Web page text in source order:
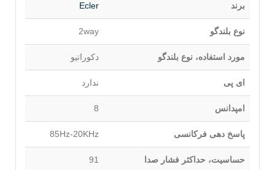
برند Ecler
نوع بلندگو 2way
مورد استفاده، نوع بلندگو دکوراتیو
ای پی ندارد
امپدانس 8
پاسخ دهی فرکانسی 85Hz-20KHz
حساسیت، حداکثر فشار صدا 91